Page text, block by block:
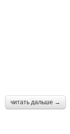
читать дальше →